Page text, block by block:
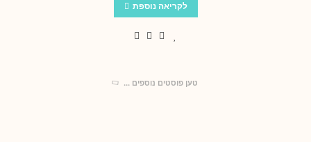
לקריאה נוספת
טען פוסטים נוספים